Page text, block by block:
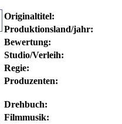
Originaltitel:
Produktionsland/jahr:
Bewertung:
Studio/Verleih:
Regie:
Produzenten:
Drehbuch:
Filmmusik: